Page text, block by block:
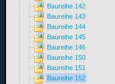
Baureihe 142
Baureihe 143
Baureihe 144
Baureihe 145
Baureihe 146
Baureihe 150
Baureihe 151
Baureihe 152